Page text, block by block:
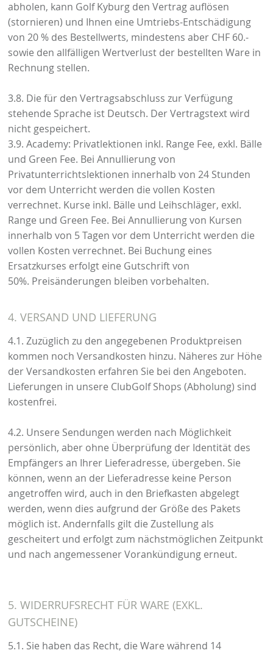
abholen, kann Golf Kyburg den Vertrag auflösen
(stornieren) und Ihnen eine Umtriebs-Entschädigung
von 20 % des Bestellwerts, mindestens aber CHF 60.-
sowie den allfälligen Wertverlust der bestellten Ware in
Rechnung stellen.
3.8. Die für den Vertragsabschluss zur Verfügung
stehende Sprache ist Deutsch. Der Vertragstext wird
nicht gespeichert.
3.9. Academy: Privatlektionen inkl. Range Fee, exkl. Bälle
und Green Fee. Bei Annullierung von
Privatunterrichtslektionen innerhalb von 24 Stunden
vor dem Unterricht werden die vollen Kosten
verrechnet. Kurse inkl. Bälle und Leihschläger, exkl.
Range und Green Fee. Bei Annullierung von Kursen
innerhalb von 5 Tagen vor dem Unterricht werden die
vollen Kosten verrechnet. Bei Buchung eines
Ersatzkurses erfolgt eine Gutschrift von
50%. Preisänderungen bleiben vorbehalten.
4. VERSAND UND LIEFERUNG
4.1. Zuzüglich zu den angegebenen Produktpreisen
kommen noch Versandkosten hinzu. Näheres zur Höhe
der Versandkosten erfahren Sie bei den Angeboten.
Lieferungen in unsere ClubGolf Shops (Abholung) sind
kostenfrei.
4.2. Unsere Sendungen werden nach Möglichkeit
persönlich, aber ohne Überprüfung der Identität des
Empfängers an Ihrer Lieferadresse, übergeben. Sie
können, wenn an der Lieferadresse keine Person
angetroffen wird, auch in den Briefkasten abgelegt
werden, wenn dies aufgrund der Größe des Pakets
möglich ist. Andernfalls gilt die Zustellung als
gescheitert und erfolgt zum nächstmöglichen Zeitpunkt
und nach angemessener Vorankündigung erneut.
5. WIDERRUFSRECHT FÜR WARE (EXKL.
GUTSCHEINE)
5.1. Sie haben das Recht, die Ware während 14